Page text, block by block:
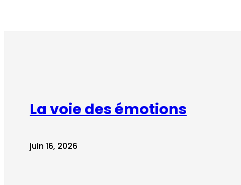
La voie des émotions
juin 16, 2026